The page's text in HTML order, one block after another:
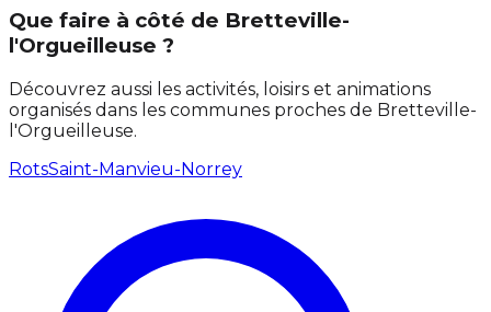
Que faire à côté de Bretteville-
l'Orgueilleuse ?
Découvrez aussi les activités, loisirs et animations
organisés dans les communes proches de Bretteville-
l'Orgueilleuse.
RotsSaint-Manvieu-Norrey